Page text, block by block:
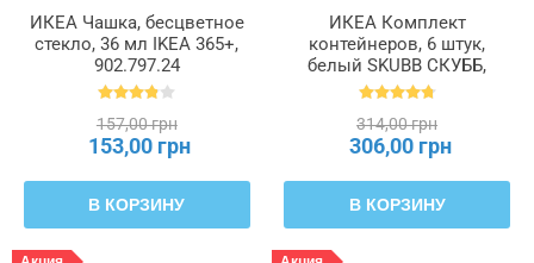
ИКЕА Чашка, бесцветное
стекло, 36 мл IKEA 365+,
902.797.24
157,00 грн
153,00 грн
В КОРЗИНУ
ИКЕА Комплект
контейнеров, 6 штук,
белый SKUBB СКУББ,
004.285.49
314,00 грн
306,00 грн
В КОРЗИНУ